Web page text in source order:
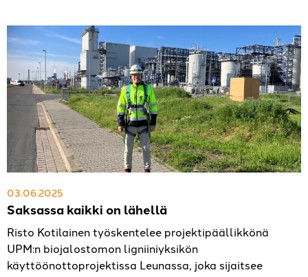
Saksassa kaikki on lähellä
03.06.2025
Risto Kotilainen työskentelee projektipäällikkönä
UPM:n biojalostomon ligniiniyksikön
käyttöönottoprojektissa Leunassa, joka sijaitsee